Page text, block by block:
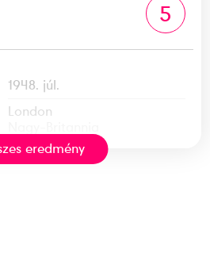
5
1948. júl.
London
eredmény